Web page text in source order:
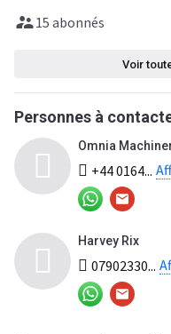
15 abonnés
Voir
Personnes à
Omnia
+44 0164...
Harvey Rix
07902330...